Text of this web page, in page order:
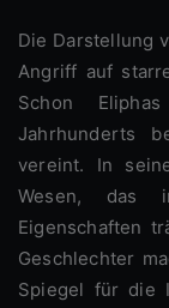
Die Darstellung von Baphomet ist in vielerlei Hinsicht ein
Angriff auf
Schon
Jahrhunderts
vereint. In
Wesen, das
Eigenschaften
Geschlechter
Spiegel für die